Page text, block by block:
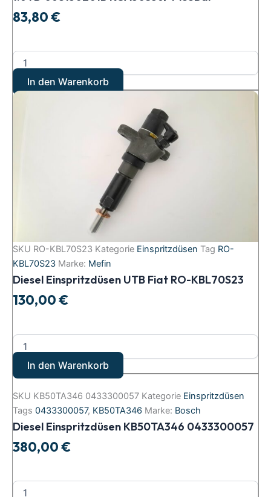
83,80€
In den Warenkorb
SKU RO-KBL70S23 Kategorie Einspritzdüsen Tag RO-
KBL70S23 Marke: Mefin
Diesel Einspritzdüsen UTB Fiat RO-KBL70S23
130,00€
In den Warenkorb
SKU KB50TA346 0433300057 Kategorie Einspritzdüsen
Tags 0433300057, KB50TA346 Marke: Bosch
Diesel Einspritzdüsen KB50TA346 0433300057
380,00€